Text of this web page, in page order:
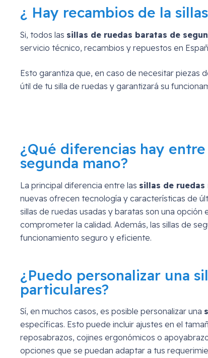
¿ Hay recambios de la
Si, todos las sillas de ruedas baratas de
servicio técnico, recambios y repuestos en
Esto garantiza que, en caso de necesitar piezas
útil de tu silla de ruedas y garantizará su
¿Qué diferencias hay
segunda mano?
La principal diferencia entre las sillas de ruedas
nuevas ofrecen tecnología y características de
sillas de ruedas usadas y baratas son una
comprometer la calidad. Además, las sillas de
funcionamiento seguro y eficiente.
¿Puedo personalizar una
particulares?
Sí, en muchos casos, es posible personalizar una
específicas. Esto puede incluir ajustes en el
reposabrazos, cojines ergonómicos o
opciones que se puedan adaptar a tus